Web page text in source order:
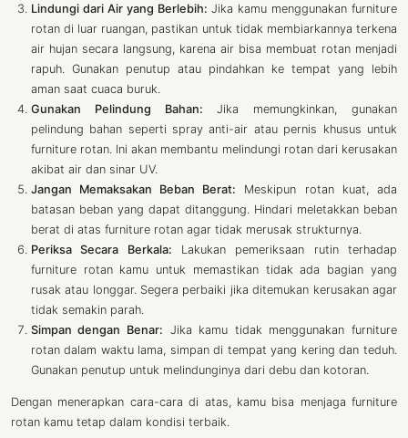
Lindungi dari Air yang Berlebih: Jika kamu menggunakan furniture
rotan di luar ruangan, pastikan untuk tidak membiarkannya terkena
air hujan secara langsung, karena air bisa membuat rotan menjadi
rapuh. Gunakan penutup atau pindahkan ke tempat yang lebih
aman saat cuaca buruk.
Gunakan Pelindung Bahan: Jika memungkinkan, gunakan
pelindung bahan seperti spray anti-air atau pernis khusus untuk
furniture rotan. Ini akan membantu melindungi rotan dari kerusakan
akibat air dan sinar UV.
Jangan Memaksakan Beban Berat: Meskipun rotan kuat, ada
batasan beban yang dapat ditanggung. Hindari meletakkan beban
berat di atas furniture rotan agar tidak merusak strukturnya.
Periksa Secara Berkala: Lakukan pemeriksaan rutin terhadap
furniture rotan kamu untuk memastikan tidak ada bagian yang
rusak atau longgar. Segera perbaiki jika ditemukan kerusakan agar
tidak semakin parah.
Simpan dengan Benar: Jika kamu tidak menggunakan furniture
rotan dalam waktu lama, simpan di tempat yang kering dan teduh.
Gunakan penutup untuk melindunginya dari debu dan kotoran.
Dengan menerapkan cara-cara di atas, kamu bisa menjaga furniture
rotan kamu tetap dalam kondisi terbaik.